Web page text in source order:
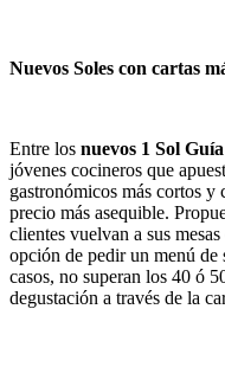
Nuevos Soles con cartas
Entre los nuevos 1 Sol
jóvenes cocineros que
gastronómicos más cortos y
precio más asequible.
clientes vuelvan a sus
opción de pedir un menú de
casos, no superan los 40 ó
degustación a través de la